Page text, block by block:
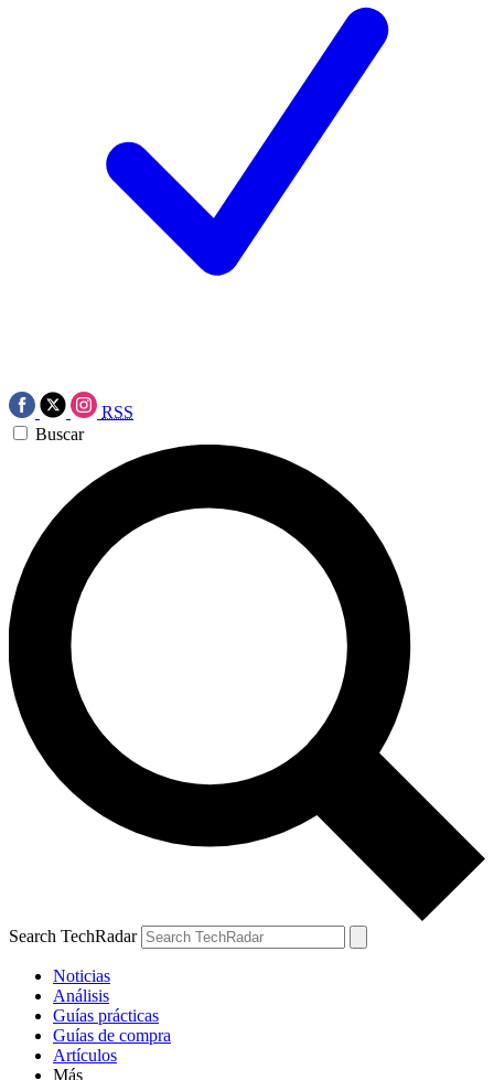
RSS
Buscar
Search TechRadar
Noticias
Análisis
Guías prácticas
Guías de compra
Artículos
Más